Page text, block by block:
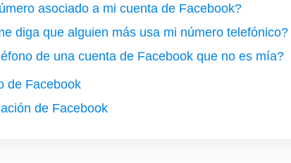
asociado a mi cuenta de Facebook?
diga que alguien más usa mi número telefónico?
de una cuenta de Facebook que no es mía?
de Facebook
de Facebook